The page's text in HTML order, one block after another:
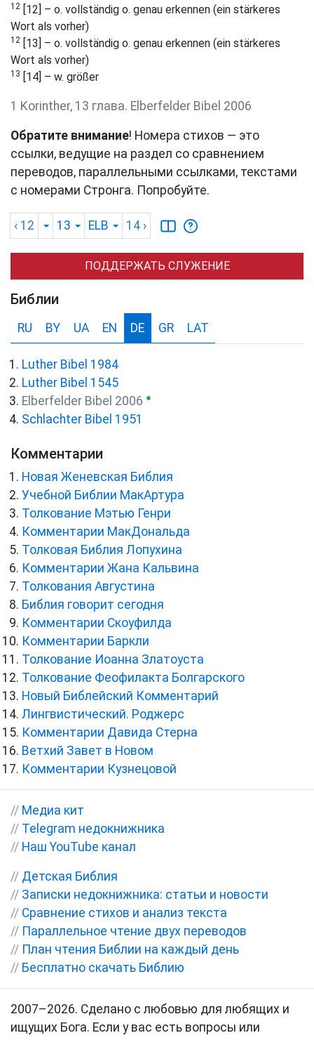
12 [12] – o. vollständig o. genau erkennen (ein stärkeres
Wort als vorher)
12 [13] – o. vollständig o. genau erkennen (ein stärkeres
Wort als vorher)
13 [14] – w. größer
1 Korinther, 13 глава. Elberfelder Bibel 2006
Обратите внимание! Номера стихов — это
ссылки, ведущие на раздел со сравнением
переводов, параллельными ссылками, текстами
с номерами Стронга. Попробуйте.
‹ 12 13 ELB 14 ›
ПОДДЕРЖАТЬ СЛУЖЕНИЕ
Библии
RU BY UA EN DE GR LAT
Luther Bibel 1984
Luther Bibel 1545
Elberfelder Bibel 2006 ●
Schlachter Bibel 1951
Комментарии
Новая Женевская Библия
Учебной Библии МакАртура
Толкование Мэтью Генри
Комментарии МакДональда
Толковая Библия Лопухина
Комментарии Жана Кальвина
Толкования Августина
Библия говорит сегодня
Комментарии Скоуфилда
Комментарии Баркли
Толкование Иоанна Златоуста
Толкование Феофилакта Болгарского
Новый Библейский Комментарий
Лингвистический. Роджерс
Комментарии Давида Стерна
Ветхий Завет в Новом
Комментарии Кузнецовой
// Медиа кит
// Telegram недокнижника
// Наш YouTube канал
// Детская Библия
// Записки недокнижника: статьи и новости
// Сравнение стихов и анализ текста
// Параллельное чтение двух переводов
// План чтения Библии на каждый день
// Бесплатно скачать Библию
2007–2026. Сделано с любовью для любящих и
ищущих Бога. Если у вас есть вопросы или